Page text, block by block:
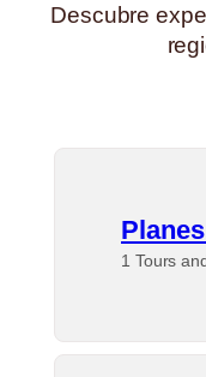
Descubre
1 Tours